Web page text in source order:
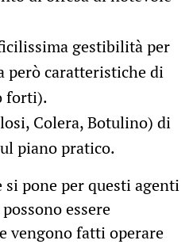
gestibilità per
però caratteristiche di
forti).
Colera, Botulino) di
piano pratico.
pone per questi agenti
essere
vengono fatti operare